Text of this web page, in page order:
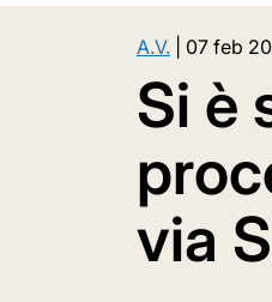
A.V. 07 feb
Si è
via